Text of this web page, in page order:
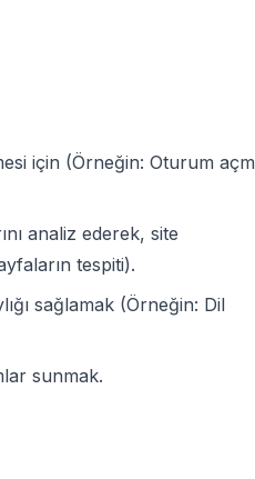
için (Örneğin: Oturum
analiz ederek, site
tespiti).
sağlamak (Örneğin: Dil
sunmak.